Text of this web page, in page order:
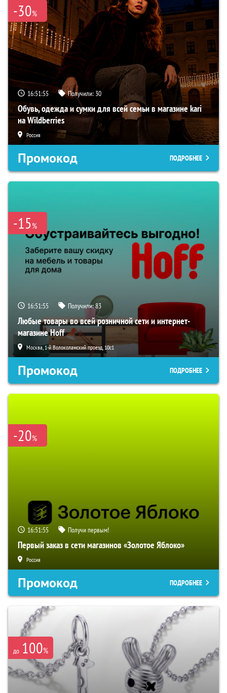
-30%
16:51:55 Получили: 30
Обувь, одежда и сумки для всей семьи в магазине kari
на Wildberries
Россия
Промокод ПОДРОБНЕЕ
-15%
16:51:55 Получили:83
Любые товары во всей розничной сети и интернет-
магазине Hoff
Москва, 1-й Волоколамский проезд, 10с1
Промокод ПОДРОБНЕЕ
-20%
16:51:55 Получи первым!
Первый заказ в сети магазинов «Золотое Яблоко»
Россия
Промокод ПОДРОБНЕЕ
до 100%